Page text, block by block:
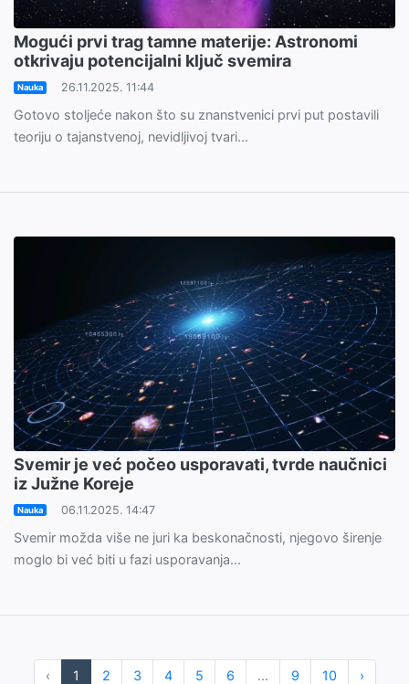
Mogući prvi trag tamne materije: Astronomi
otkrivaju potencijalni ključ svemira
Nauka 26.11.2025. 11:44
Gotovo stoljeće nakon što su znanstvenici prvi put postavili
teoriju o tajanstvenoj, nevidljivoj tvari...
Svemir je već počeo usporavati, tvrde naučnici
iz Južne Koreje
Nauka 06.11.2025. 14:47
Svemir možda više ne juri ka beskonačnosti, njegovo širenje
moglo bi već biti u fazi usporavanja...
‹ 1 2 3 4 5 6 ... 9 10 ›